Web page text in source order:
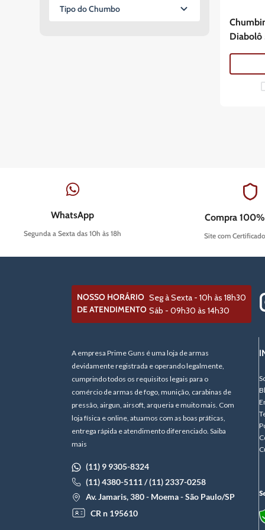
100 Chumbinhos
Tipo do Chumbo
Diabolô
WhatsApp
Segunda a Sexta das 10h às 18h
Compra
Site com
NOSSO HORÁRIO
DE ATENDIMENTO
Seg à Sexta - 10h às 18h30
Sáb - 09h30 às 14h30
A empresa Prime Guns é uma loja de armas
devidamente registrada e operando legalmente,
cumprindo todos os requisitos legais para o
comércio de armas de fogo, munição, carabinas de
pressão, airgun, airsoft, arqueria e muito mais. Com
loja física e online, atuamos com as boas práticas,
entrega rápida e atendimento diferenciado. Saiba
mais
(11) 9 9305-8324
(11) 4380-5111 / (11) 2337-0258
Av. Jamaris, 380 - Moema - São Paulo/SP
CR n 195610